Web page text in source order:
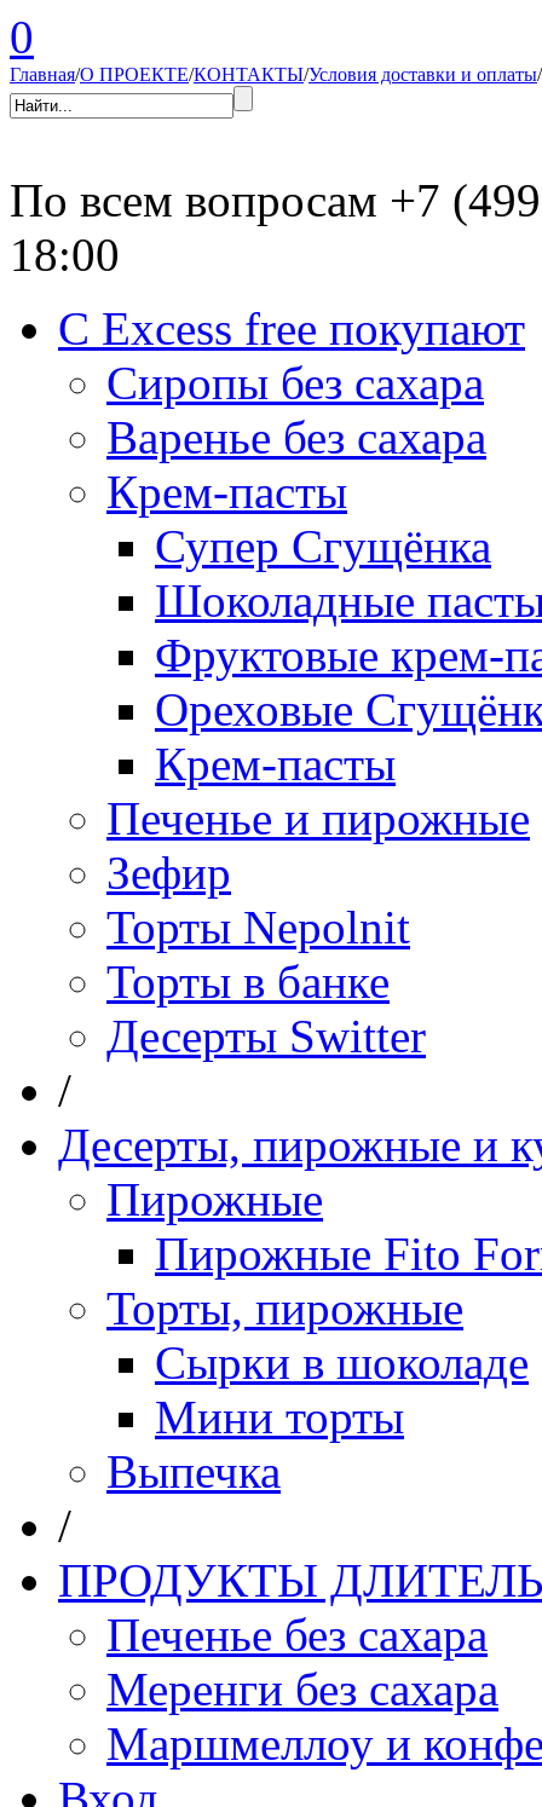
0
Главная/О ПРОЕКТЕ/КОНТАКТЫ/Условия доставки и оплаты/
По всем вопросам +7
18:00
С Excess free покупают
Сиропы без сахара
Варенье без сахара
Крем-пасты
Супер Сгущёнка
Шоколадные
Фруктовые крем-
Ореховые
Крем-пасты
Печенье и пирожные
Зефир
Торты Nepolnit
Торты в банке
Десерты Switter
/
Десерты, пирожные и
Пирожные
Пирожные Fito
Торты, пирожные
Сырки в шоколаде
Мини торты
Выпечка
/
ПРОДУКТЫ
Печенье без сахара
Меренги без сахара
Маршмеллоу и